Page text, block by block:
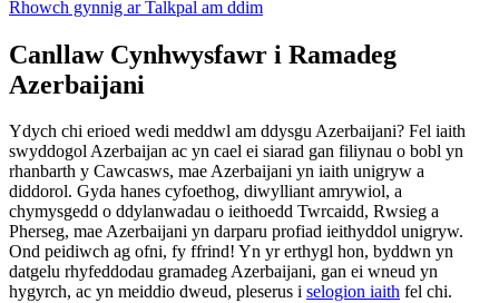
Rhowch gynnig ar Talkpal am ddim
Canllaw Cynhwysfawr i Ramadeg
Azerbaijani
Ydych chi erioed wedi meddwl am ddysgu Azerbaijani? Fel iaith
swyddogol Azerbaijan ac yn cael ei siarad gan filiynau o bobl yn
rhanbarth y Cawcasws, mae Azerbaijani yn iaith unigryw a
diddorol. Gyda hanes cyfoethog, diwylliant amrywiol, a
chymysgedd o ddylanwadau o ieithoedd Twrcaidd, Rwsieg a
Pherseg, mae Azerbaijani yn darparu profiad ieithyddol unigryw.
Ond peidiwch ag ofni, fy ffrind! Yn yr erthygl hon, byddwn yn
datgelu rhyfeddodau gramadeg Azerbaijani, gan ei wneud yn
hygyrch, ac yn meiddio dweud, pleserus i selogion iaith fel chi.